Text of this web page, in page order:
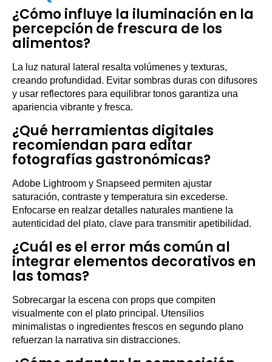
¿Cómo influye la iluminación en la
percepción de frescura de los
alimentos?
La luz natural lateral resalta volúmenes y texturas,
creando profundidad. Evitar sombras duras con difusores
y usar reflectores para equilibrar tonos garantiza una
apariencia vibrante y fresca.
¿Qué herramientas digitales
recomiendan para editar
fotografías gastronómicas?
Adobe Lightroom y Snapseed permiten ajustar
saturación, contraste y temperatura sin excederse.
Enfocarse en realzar detalles naturales mantiene la
autenticidad del plato, clave para transmitir apetibilidad.
¿Cuál es el error más común al
integrar elementos decorativos en
las tomas?
Sobrecargar la escena con props que compiten
visualmente con el plato principal. Utensilios
minimalistas o ingredientes frescos en segundo plano
refuerzan la narrativa sin distracciones.